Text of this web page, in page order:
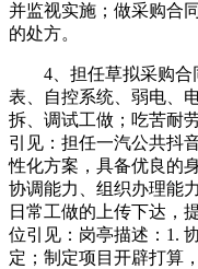
并监视实施；做采购合
的处方。
4、担任草拟采购合
表、自控系统、弱电、
拆、调试工做；吃苦耐
引见：担任一汽公共抖
性化方案，具备优良的
协调能力、组织办理能
日常工做的上传下达，
位引见：岗亭描述：1.
定；制定项目开辟打算